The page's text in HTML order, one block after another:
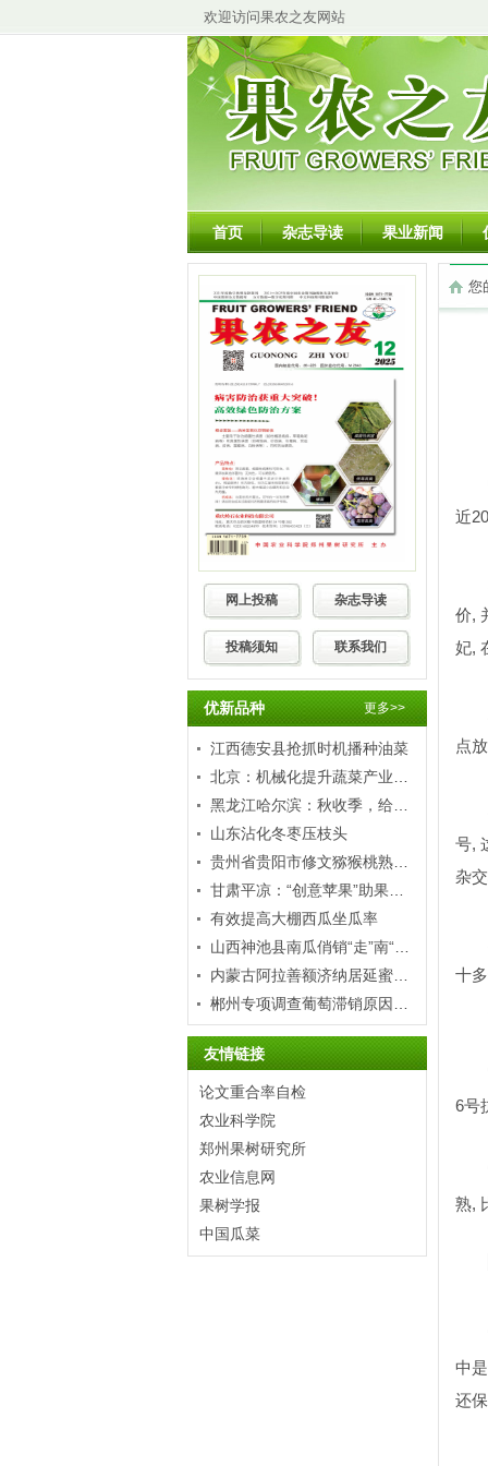
欢迎访问果农之友网站
首页 杂志导读 果业新闻
网上投稿 杂志导读
投稿须知 联系我们
更多>>
优新品种
江西德安县抢抓时机播种油菜
山东沾化冬枣压枝头
有效提高大棚西瓜坐瓜率
友情链接
论文重合率自检
农业科学院
郑州果树研究所
农业信息网
果树学报
中国瓜菜
您
近20
价,
妃,
点
号,
杂
十
6号
熟,
中
还